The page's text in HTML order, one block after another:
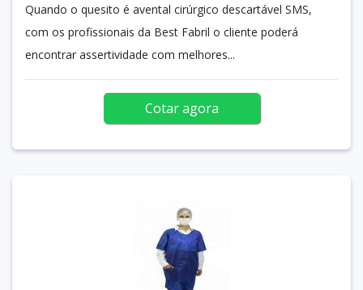
Quando o quesito é avental cirúrgico descartável SMS,
com os profissionais da Best Fabril o cliente poderá
encontrar assertividade com melhores...
Cotar agora